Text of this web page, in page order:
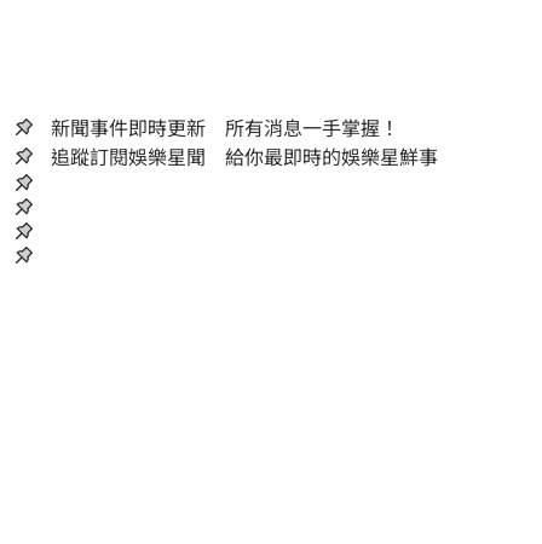
新聞事件即時更新 所有消息一手掌握！
追蹤訂閱娛樂星聞 給你最即時的娛樂星鮮事